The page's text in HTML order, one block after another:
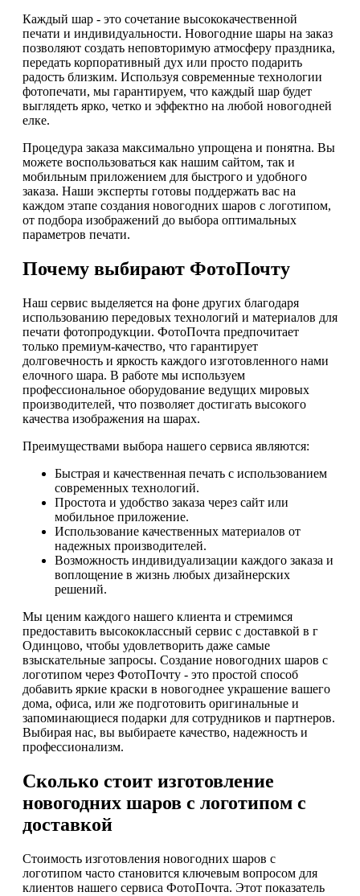
Каждый шар - это сочетание высококачественной
печати и индивидуальности. Новогодние шары на заказ
позволяют создать неповторимую атмосферу праздника,
передать корпоративный дух или просто подарить
радость близким. Используя современные технологии
фотопечати, мы гарантируем, что каждый шар будет
выглядеть ярко, четко и эффектно на любой новогодней
елке.
Процедура заказа максимально упрощена и понятна. Вы
можете воспользоваться как нашим сайтом, так и
мобильным приложением для быстрого и удобного
заказа. Наши эксперты готовы поддержать вас на
каждом этапе создания новогодних шаров с логотипом,
от подбора изображений до выбора оптимальных
параметров печати.
Почему выбирают ФотоПочту
Наш сервис выделяется на фоне других благодаря
использованию передовых технологий и материалов для
печати фотопродукции. ФотоПочта предпочитает
только премиум-качество, что гарантирует
долговечность и яркость каждого изготовленного нами
елочного шара. В работе мы используем
профессиональное оборудование ведущих мировых
производителей, что позволяет достигать высокого
качества изображения на шарах.
Преимуществами выбора нашего сервиса являются:
Быстрая и качественная печать с использованием
современных технологий.
Простота и удобство заказа через сайт или
мобильное приложение.
Использование качественных материалов от
надежных производителей.
Возможность индивидуализации каждого заказа и
воплощение в жизнь любых дизайнерских
решений.
Мы ценим каждого нашего клиента и стремимся
предоставить высококлассный сервис с доставкой в г
Одинцово, чтобы удовлетворить даже самые
взыскательные запросы. Создание новогодних шаров с
логотипом через ФотоПочту - это простой способ
добавить яркие краски в новогоднее украшение вашего
дома, офиса, или же подготовить оригинальные и
запоминающиеся подарки для сотрудников и партнеров.
Выбирая нас, вы выбираете качество, надежность и
профессионализм.
Сколько стоит изготовление
новогодних шаров с логотипом с
доставкой
Стоимость изготовления новогодних шаров с
логотипом часто становится ключевым вопросом для
клиентов нашего сервиса ФотоПочта. Этот показатель